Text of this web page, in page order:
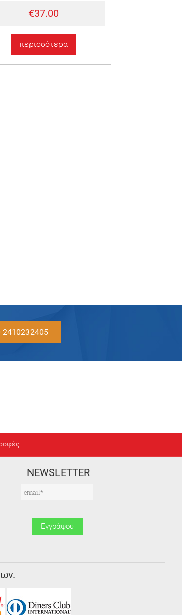
€37.00
περισσότερα
2410232405
NEWSLETTER